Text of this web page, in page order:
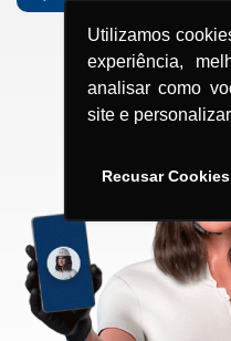
Utilizamos
experiência,
analisar como
site e
Recusar Cookies